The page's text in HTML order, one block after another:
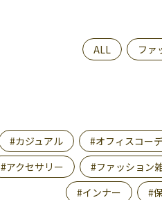
ALL ファ
#カジュアル #オフィスコー
#アクセサリー
#ファッション
#インナー
#